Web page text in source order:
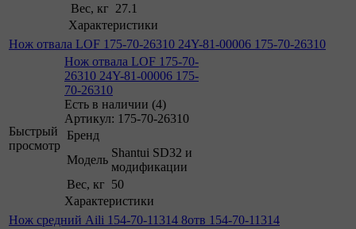
Вес, кг 27.1
Характеристики
Нож отвала LOF 175-70-26310 24Y-81-00006 175-70-26310
Быстрый
просмотр
Нож отвала LOF 175-70-
26310 24Y-81-00006 175-
70-26310
Есть в наличии (4)
Артикул: 175-70-26310
Бренд
Модель
Shantui SD32 и
модификации
Вес, кг 50
Характеристики
Нож средний Aili 154-70-11314 8отв 154-70-11314